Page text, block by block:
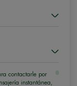
contactarle por
instantánea,